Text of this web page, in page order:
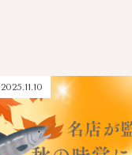
2025.11.10